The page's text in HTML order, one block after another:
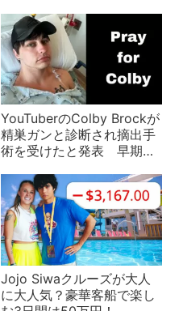
YouTuberのColby Brockが
精巣ガンと診断され摘出手
術を受けたと発表 早期発
Jojo Siwaクルーズが大人
に大人気？豪華客船で楽し